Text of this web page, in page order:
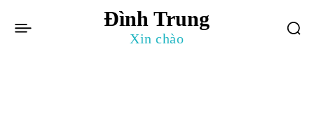
Đình Trung
Xin chào